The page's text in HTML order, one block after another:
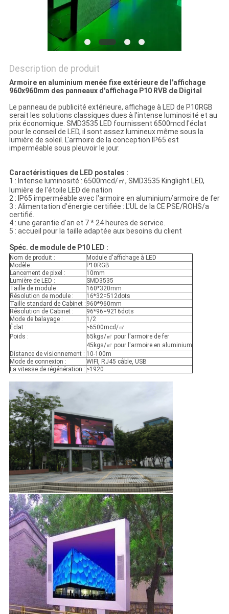
PRIVACY
Description de produit
Armoire en aluminium menée fixe extérieure de l'affichage
960x960mm des panneaux d'affichage P10 RVB de Digital
Le panneau de publicité extérieure, affichage à LED de P10RGB
serait les solutions classiques dues à l'intense luminosité et au
prix économique. SMD3535 LED fournissent 6500mcd l'éclat
pour le conseil de LED, il sont assez lumineux même sous la
lumière de soleil. L'armoire de la conception IP65 est
imperméable sous pleuvoir le jour.
Caractéristiques de LED postales :
1 : Intense luminosité : 6500mcd/㎡, SMD3535 Kinglight LED,
lumière de l'étoile LED de nation
2 : IP65 imperméable avec l'armoire en aluminium/armoire de fer
3 : Alimentation d'énergie certifiée : L'UL de la CE PSE/ROHS/a
certifié.
4 : une garantie d'an et 7 * 24 heures de service.
5 : accueil pour la taille adaptée aux besoins du client
Spéc. de module de P10 LED :
Nom de produit :
Module d'affichage à LED
Modèle :
P10RGB
Lancement de pixel :
10mm
Lumière de LED :
SMD3535
Taille de module :
160*320mm
Résolution de module :
16*32=512dots
Taille standard de Cabinet : 960*960mm
Résolution de Cabinet :
96*96=9216dots
Mode de balayage :
1/2
Éclat :
≥6500mcd/㎡
Poids :
65kgs/㎡ pour l'armoire de fer
45kgs/㎡ pour l'armoire en aluminium
Distance de visionnement : 10-100m
Mode de connexion :
WIFI, RJ45 câble, USB
La vitesse de régénération : ≥1920